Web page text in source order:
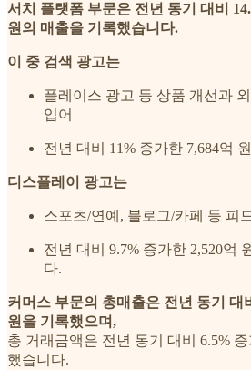
서치 플랫폼 부문은 전년 동기 대비
원의 매출을 기록했습니다.
이 중 검색 광고는
플레이스 광고 등 상품 개선과
입어
전년 대비 11% 증가한 7,684억
디스플레이 광고는
스포츠/연예, 블로그/카페 등 피
전년 대비 9.7% 증가한 2,520억
다.
커머스 부문의 총매출은 전년 동기 대
원을 기록했으며,
총 거래금액은 전년 동기 대비 6.5%
했습니다.